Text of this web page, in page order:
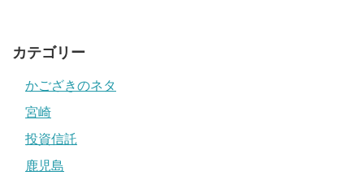
カテゴリー
かござきのネタ
宮崎
投資信託
鹿児島